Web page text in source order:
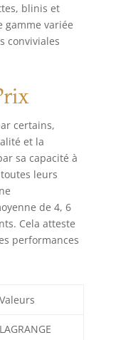
blinis et
gamme variée
conviviales
certains,
et la
sa capacité à
leurs
de 4, 6
Cela atteste
performances
Valeurs
LAGRANGE